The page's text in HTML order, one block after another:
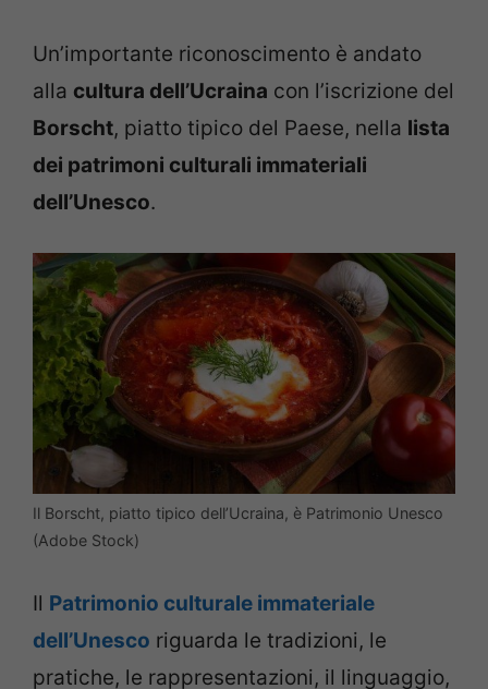
Un’importante riconoscimento è andato
alla cultura dell’Ucraina con l’iscrizione del
Borscht, piatto tipico del Paese, nella lista
dei patrimoni culturali immateriali
dell’Unesco.
Il Borscht, piatto tipico dell’Ucraina, è Patrimonio Unesco
(Adobe Stock)
Il Patrimonio culturale immateriale
dell’Unesco riguarda le tradizioni, le
pratiche, le rappresentazioni, il linguaggio,